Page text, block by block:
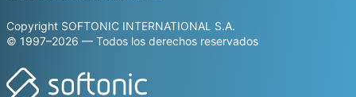
Copyright SOFTONIC INTERNATIONAL S.A.
© 1997–2026 — Todos los derechos reservados